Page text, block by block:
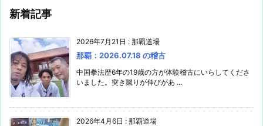
新着記事
2026年7月21日 : 那覇道場
那覇：2026.07.18 の稽古
中国拳法歴6年の19歳の方が体験稽古にいらしてくださ
いました。突き蹴りが伸びがあ ...
2026年4月6日 : 那覇道場